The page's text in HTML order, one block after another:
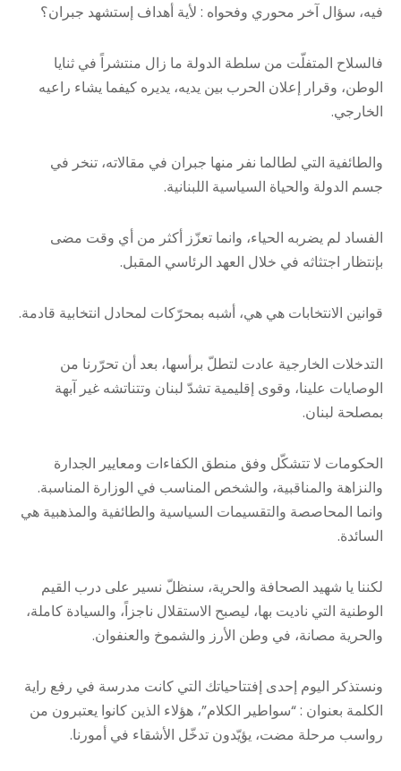
فيه، سؤال آخر محوري وفحواه : لأية أهداف إستشهد جبران؟
فالسلاح المتفلّت من سلطة الدولة ما زال منتشراً في ثنايا
الوطن، وقرار إعلان الحرب بين يديه، يديره كيفما يشاء راعيه
الخارجي.
والطائفية التي لطالما نفر منها جبران في مقالاته، تنخر في
جسم الدولة والحياة السياسية اللبنانية.
الفساد لم يضربه الحياء، وانما تعزّز أكثر من أي وقت مضى
بإنتظار اجتثاثه في خلال العهد الرئاسي المقبل.
قوانين الانتخابات هي هي، أشبه بمحرّكات لمحادل انتخابية قادمة.
التدخلات الخارجية عادت لتطلّ برأسها، بعد أن تحرّرنا من
الوصايات علينا، وقوى إقليمية تشدّ لبنان وتتناتشه غير آبهة
بمصلحة لبنان.
الحكومات لا تتشكّل وفق منطق الكفاءات ومعايير الجدارة
والنزاهة والمناقبية، والشخص المناسب في الوزارة المناسبة.
وانما المحاصصة والتقسيمات السياسية والطائفية والمذهبية هي
السائدة.
لكننا يا شهيد الصحافة والحرية، سنظلّ نسير على درب القيم
الوطنية التي ناديت بها، ليصبح الاستقلال ناجزاً، والسيادة كاملة،
والحرية مصانة، في وطن الأرز والشموخ والعنفوان.
ونستذكر اليوم إحدى إفتتاحياتك التي كانت مدرسة في رفع راية
الكلمة بعنوان : “سواطير الكلام”، هؤلاء الذين كانوا يعتبرون من
رواسب مرحلة مضت، يؤيّدون تدخّل الأشقاء في أمورنا.